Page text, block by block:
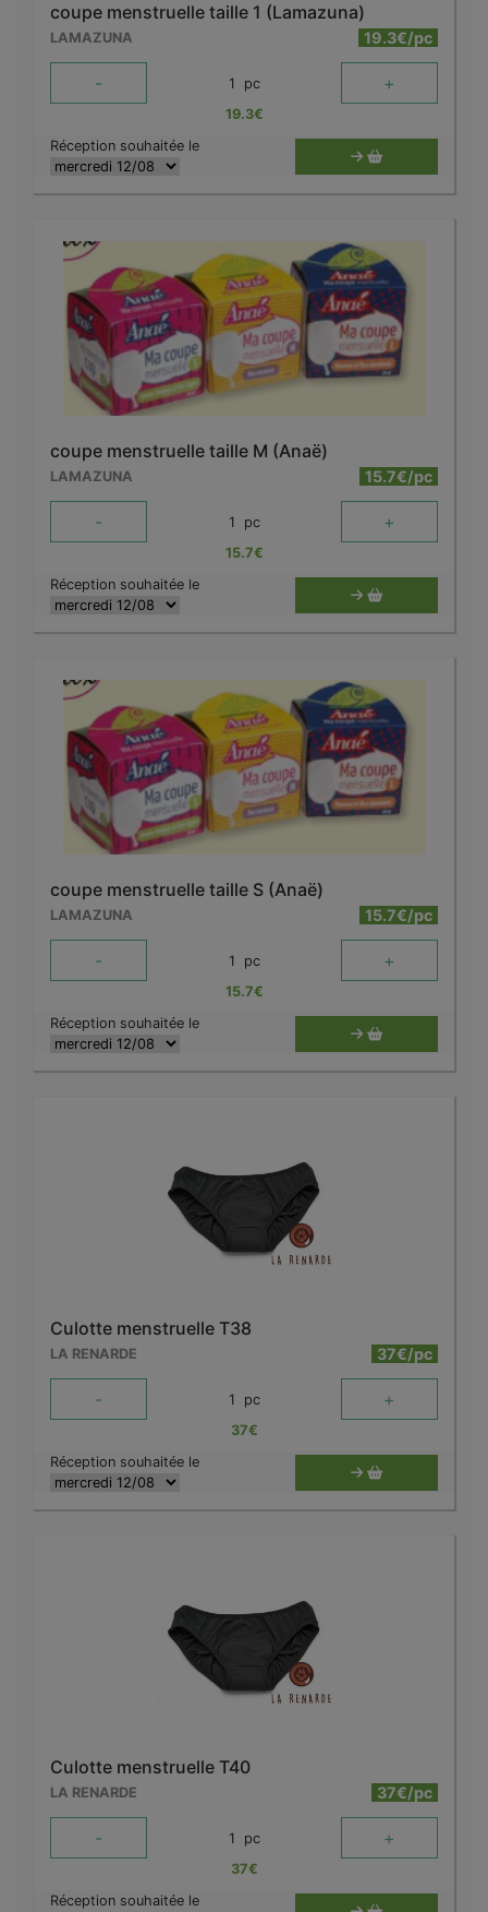
coupe menstruelle taille 1 (Lamazuna)
LAMAZUNA 19.3€/pc
- 1 pc +
19.3€
Réception souhaitée le
coupe menstruelle taille M (Anaë)
LAMAZUNA 15.7€/pc
- 1 pc +
15.7€
Réception souhaitée le
coupe menstruelle taille S (Anaë)
LAMAZUNA 15.7€/pc
- 1 pc +
15.7€
Réception souhaitée le
Culotte menstruelle T38
LA RENARDE 37€/pc
- 1 pc +
37€
Réception souhaitée le
Culotte menstruelle T40
LA RENARDE 37€/pc
- 1 pc +
37€
Réception souhaitée le